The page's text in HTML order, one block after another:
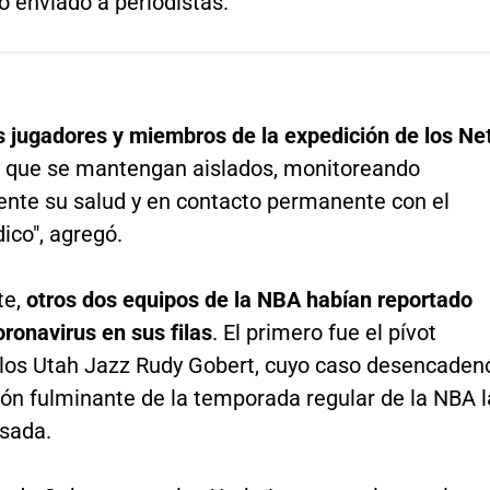
jugadores y miembros de la expedición de los Ne
se mantengan aislados, monitoreando
su salud y en contacto permanente con el
agregó.
otros dos equipos de la NBA habían reportado
en sus filas. El primero fue el pívot
Utah Jazz Rudy Gobert, cuyo caso
fulminante de la temporada regular de la NBA